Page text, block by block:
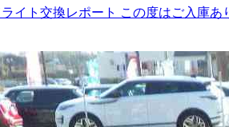
ト交換レポート この度はご入庫あ